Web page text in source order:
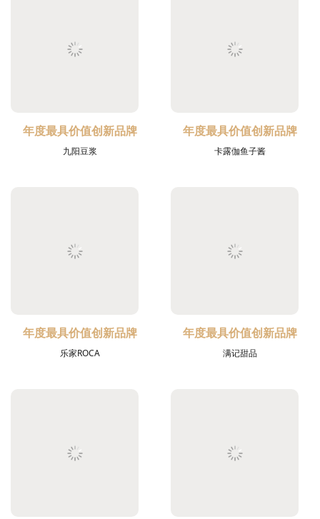
年度最具价值创新品牌
九阳豆浆
年度最具价值创新品牌
卡露伽鱼子酱
年度最具价值创新品牌
乐家ROCA
年度最具价值创新品牌
满记甜品